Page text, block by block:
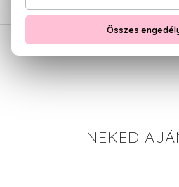
ÉRTÉKELÉSEK (0)
SZÁLLÍTÁS
NEKED